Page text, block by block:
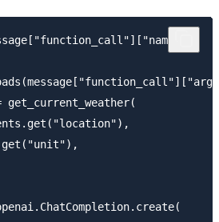
get_current_weather(